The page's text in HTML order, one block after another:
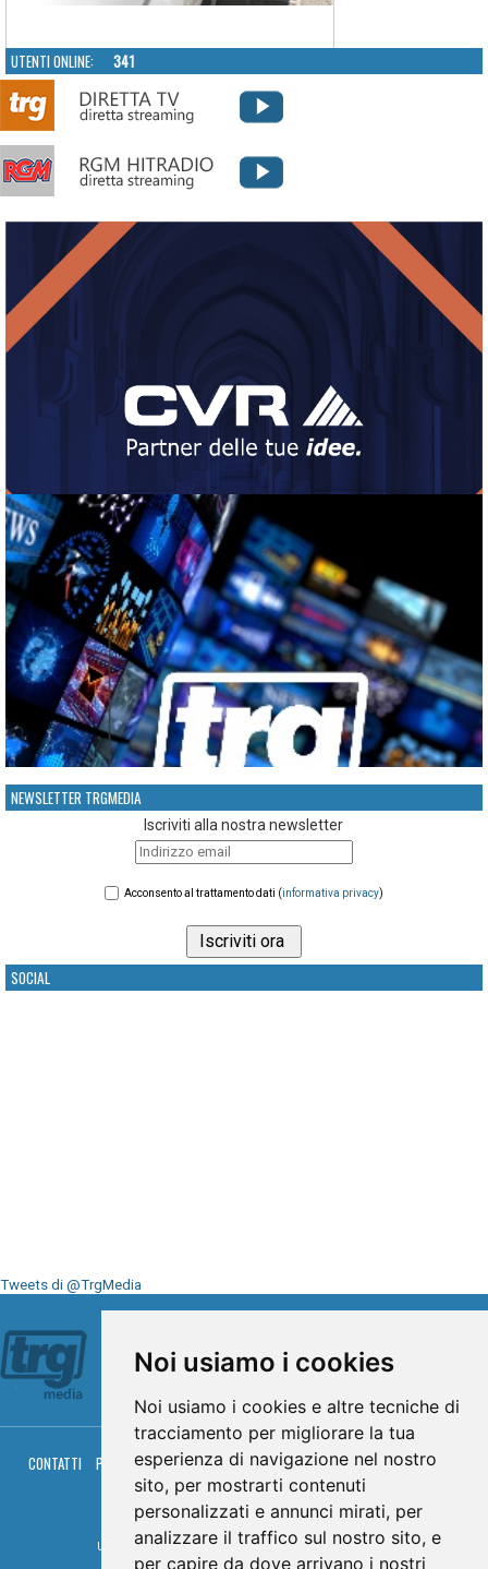
Noi usiamo i cookies
Noi usiamo i cookies e altre tecniche di
tracciamento per migliorare la tua
esperienza di navigazione nel nostro
sito, per mostrarti contenuti
personalizzati e annunci mirati, per
analizzare il traffico sul nostro sito, e
per capire da dove arrivano i nostri
UTENTI ONLINE: 341
NEWSLETTER TRGMEDIA
Iscriviti alla nostra newsletter
Acconsento al trattamento dati (informativa privacy)
SOCIAL
Tweets di @TrgMedia
CONTATTI PRIVACY COOKIES PALINSESTO DIRETTA TV
DIRETTA RADIO
RGM HITRADIO
© TRG Media 2005-2026
Umbria Televisioni s.r.l. - P.I.00496230541 -www.trgmedia.it- Powered by